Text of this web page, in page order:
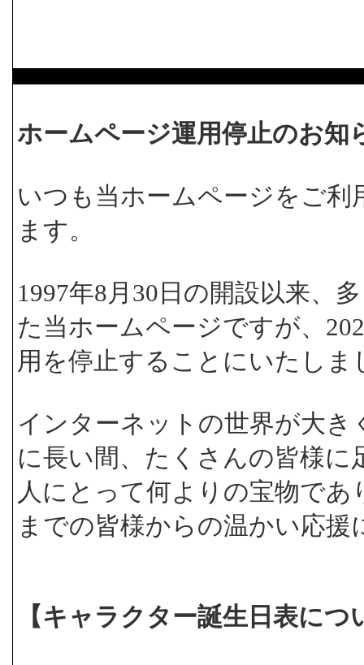
ホームページ運用停止のお知
いつも当ホームページをご
ます。
1997年8月30日の開設以来、
た当ホームページですが、
用を停止することにいたしま
インターネットの世界が大
に長い間、たくさんの皆様
人にとって何よりの宝物で
までの皆様からの温かい応
【キャラクター誕生日表に